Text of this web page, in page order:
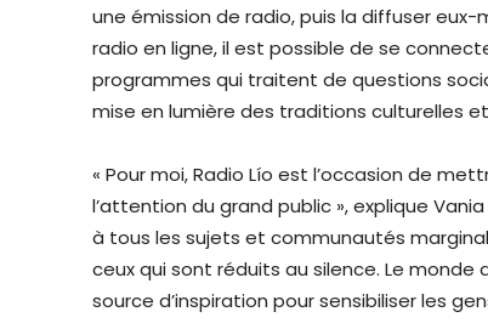
une émission de radio, puis la diffuser
radio en ligne, il est possible de se
programmes qui traitent de questions
mise en lumière des traditions culturelles
« Pour moi, Radio Lío est l’occasion de
l’attention du grand public », explique
à tous les sujets et communautés
ceux qui sont réduits au silence. Le monde
source d’inspiration pour sensibiliser les